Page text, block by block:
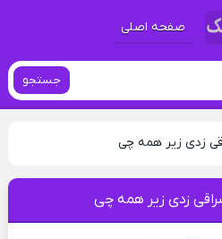
صفحه اصلی
جستجو
زدی زیر همه چی
زدی زیر همه چی